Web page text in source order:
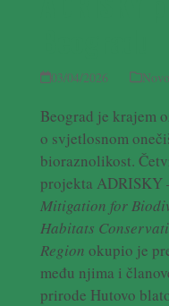
03/04/2026
Beograd je krajem
o svjetlosnom
bioraznolikost.
projekta ADRISKY
Mitigation for
Habitats
Region okupio je
među njima i
prirode Hutovo